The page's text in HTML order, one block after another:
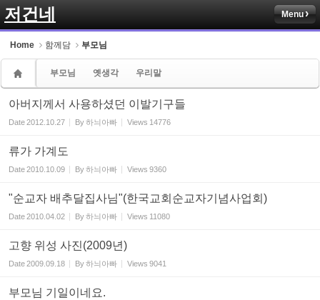
저건네 Menu
Home 함께담 부모님
부모님 옛생각 우리말
아버지께서 사용하셨던 이발기구들
Date2012.10.27 By하늬아빠 Views 14776
류가 가계도
Date2010.10.09 By하늬아빠 Views 9360
"순교자 배추달집사님"(한국교회순교자기념사업회)
Date2010.04.02 By하늬아빠 Views 11080
고향 위성 사진(2009년)
Date2009.09.18 By하늬아빠 Views 9041
부모님 기일이네요.
Sketchbook5, 스케치북5
Sketchbook5, 스케치북5